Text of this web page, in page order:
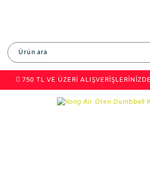
750 TL VE ÜZERİ